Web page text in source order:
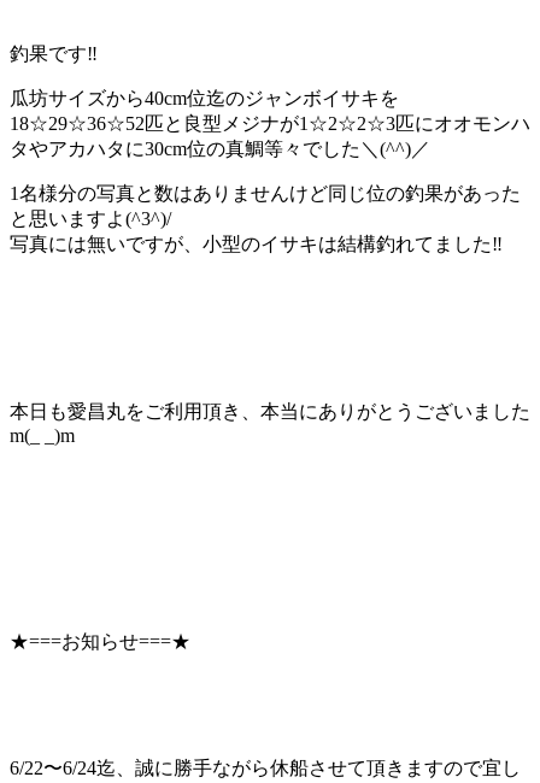
釣果です‼️
瓜坊サイズから40cm位迄のジャンボイサキを
18☆29☆36☆52匹と良型メジナが1☆2☆2☆3匹にオオモンハ
タやアカハタに30cm位の真鯛等々でした＼(^^)／
1名様分の写真と数はありませんけど同じ位の釣果があった
と思いますよ(^3^)/
写真には無いですが、小型のイサキは結構釣れてました‼️
本日も愛昌丸をご利用頂き、本当にありがとうございました
m(_ _)m
★===お知らせ===★
6/22〜6/24迄、誠に勝手ながら休船させて頂きますので宜し